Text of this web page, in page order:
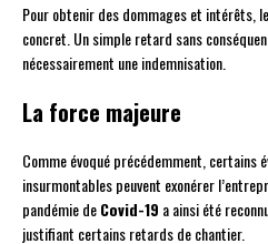
Pour obtenir des dommages et intérêts,
concret. Un simple retard sans
nécessairement une indemnisation.
La force majeure
Comme évoqué précédemment, certains
insurmontables peuvent exonérer
pandémie deCovid-19 a ainsi été
justifiant certains retards de chantier.